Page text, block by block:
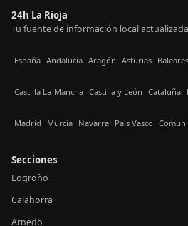
24h La Rioja
Tu fuente de información local
España Andalucía Aragón Asturias Baleares
Castilla La-Mancha Castilla y León Cataluña
Madrid Murcia Navarra País Vasco
Secciones
Logroño
Calahorra
Arnedo